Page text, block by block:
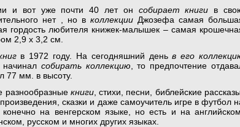
и вот уже почти 40 лет он собирает книги в
нет , но в коллекцииДжозефа самая
гордость любителя книжек-малышек – самая
2,9 х 3,2 см.
в 1972 году. На сегодняшний деньв его
начинал собирать коллекцию , то предпочтение
77 мм. в высоту.
книги, стихи, песни, библейские рассказы,
сказки и даже самоучитель игре в футбол
на венгерском языке, но есть и на английском,
русском и многих других языках.